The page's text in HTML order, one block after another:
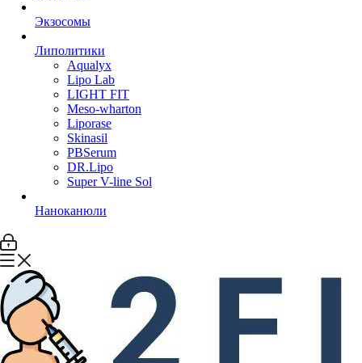
Экзосомы
Липолитики
Aqualyx
Lipo Lab
LIGHT FIT
Meso-wharton
Liporase
Skinasil
PBSerum
DR.Lipo
Super V-line Sol
Наноканюли